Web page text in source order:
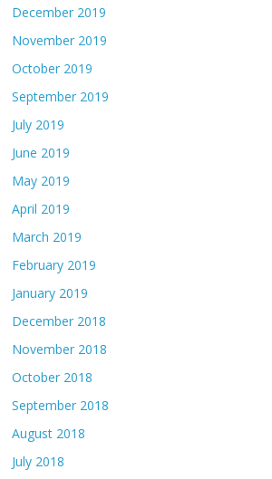
December 2019
November 2019
October 2019
September 2019
July 2019
June 2019
May 2019
April 2019
March 2019
February 2019
January 2019
December 2018
November 2018
October 2018
September 2018
August 2018
July 2018